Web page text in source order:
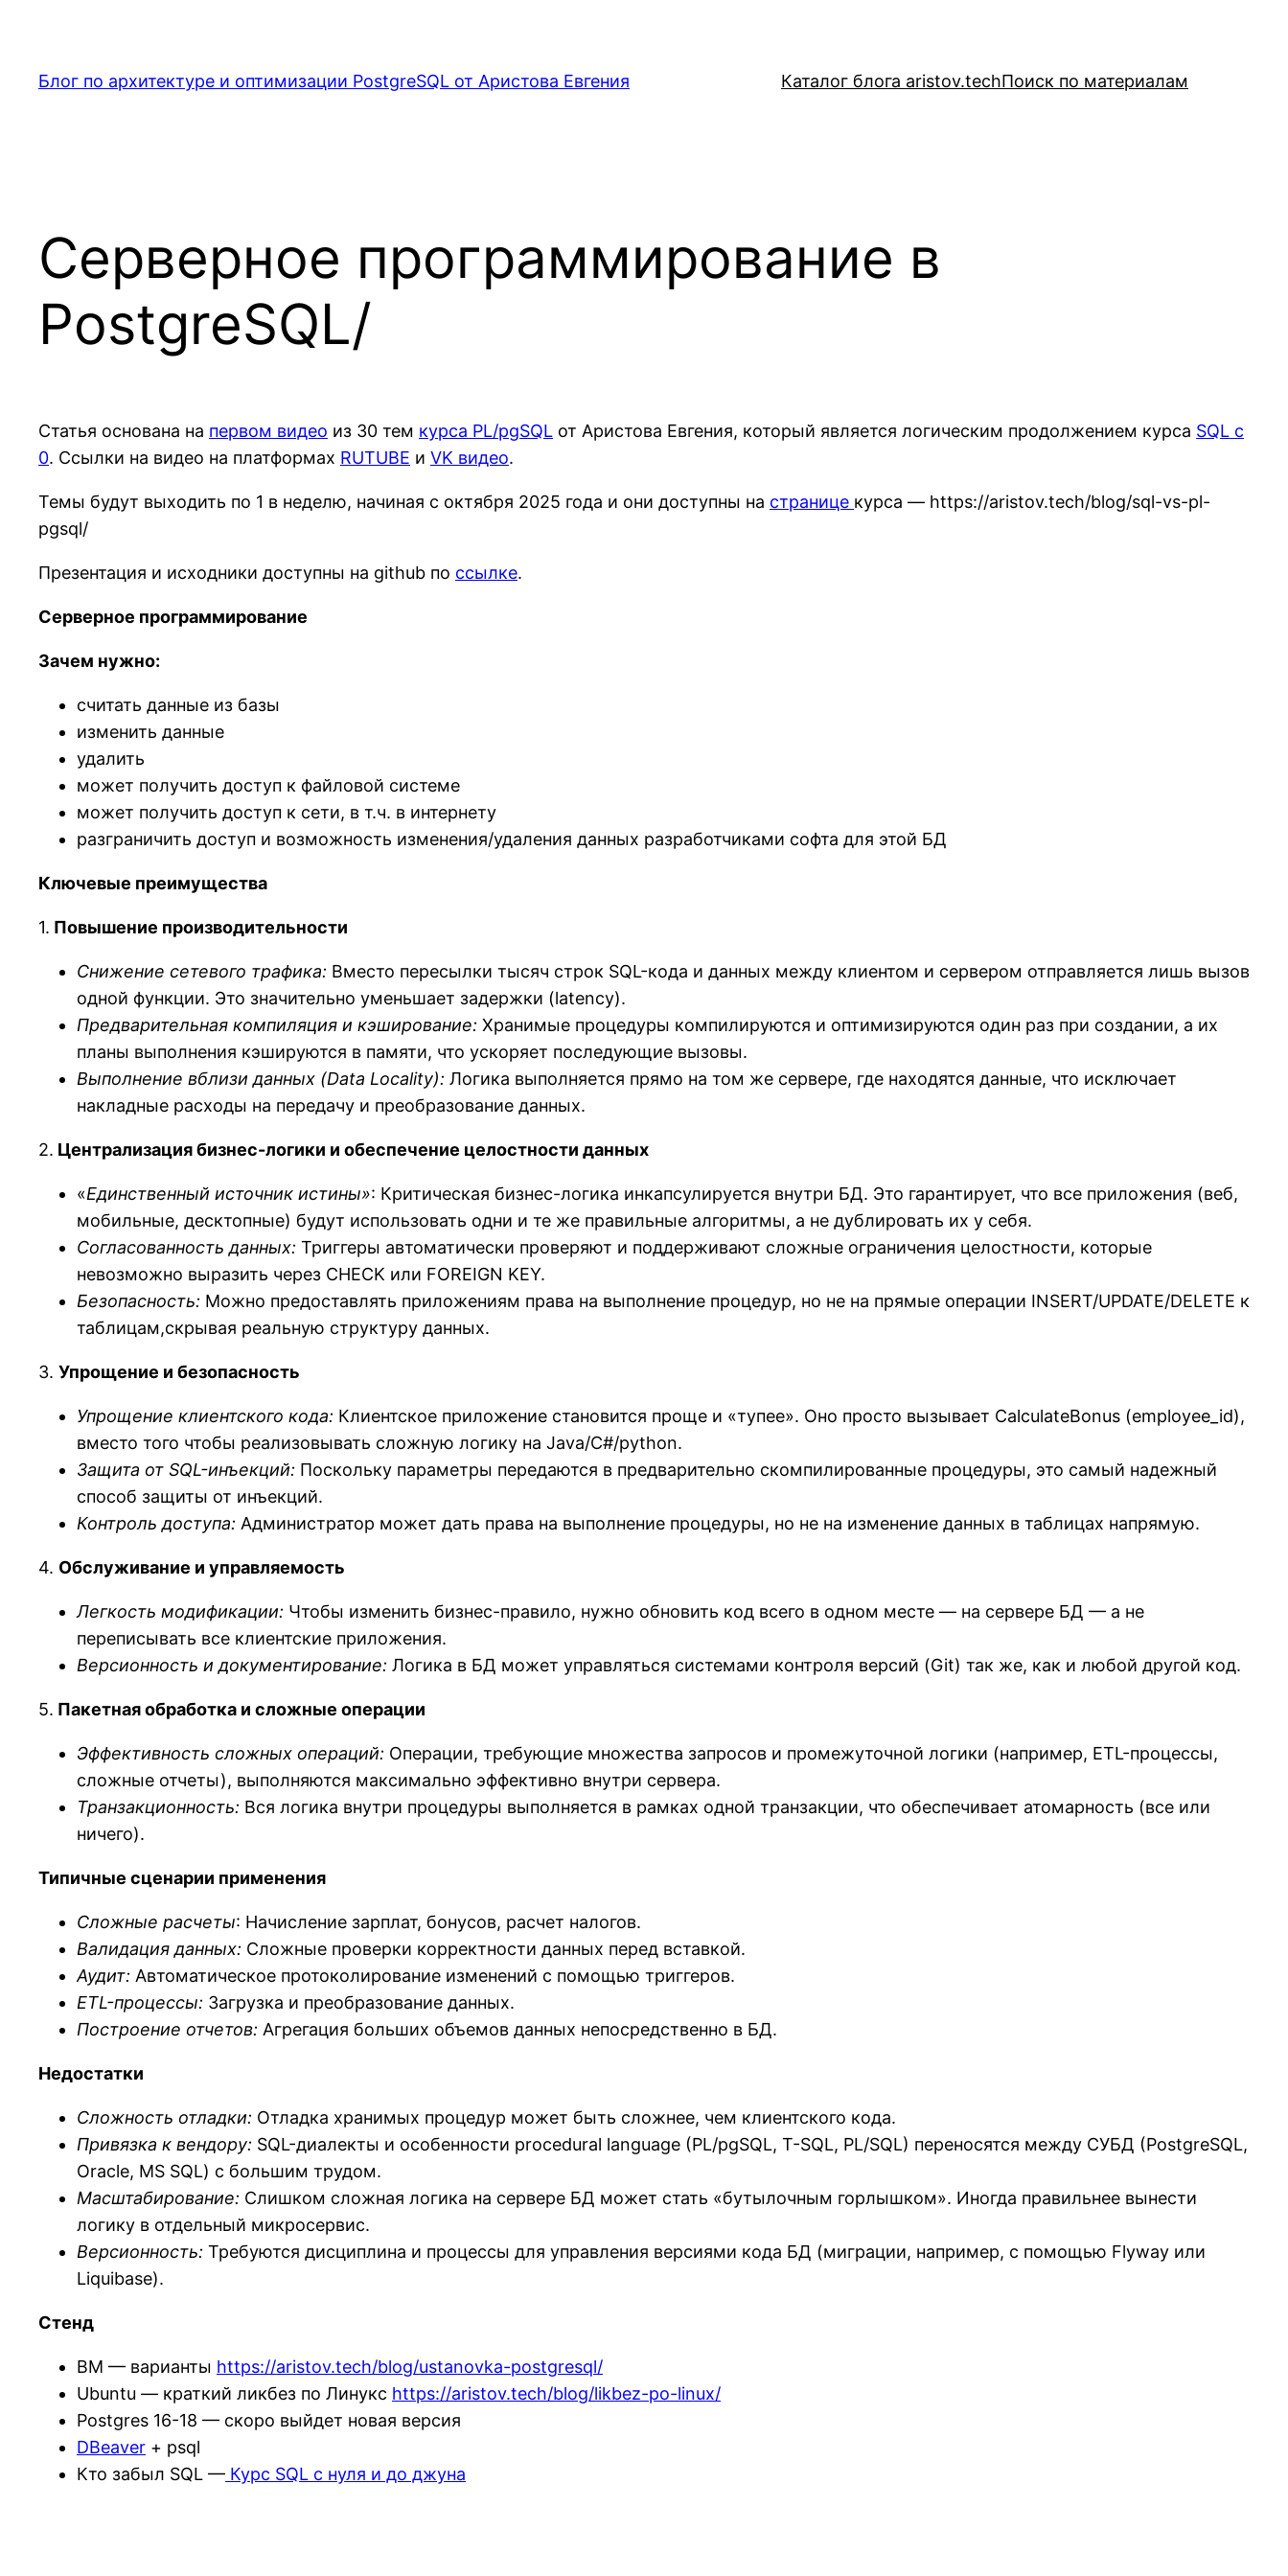
содержимому
Блог по архитектуре и оптимизации PostgreSQL от Аристова Евгения Каталог блога aristov.techПоиск по материалам
Серверное программирование в
PostgreSQL/
Статья основана на первом видео из 30 тем курса PL/pgSQL от Аристова Евгения, который является логическим продолжением курса SQL c
0. Ссылки на видео на платформах RUTUBE и VK видео.
Темы будут выходить по 1 в неделю, начиная с октября 2025 года и они доступны на странице курса — https://aristov.tech/blog/sql-vs-pl-
pgsql/
Презентация и исходники доступны на github по ссылке.
Серверное программирование
Зачем нужно:
считать данные из базы
изменить данные
удалить
может получить доступ к файловой системе
может получить доступ к сети, в т.ч. в интернету
разграничить доступ и возможность изменения/удаления данных разработчиками софта для этой БД
Ключевые преимущества
1. Повышение производительности
Снижение сетевого трафика: Вместо пересылки тысяч строк SQL-кода и данных между клиентом и сервером отправляется лишь вызов
одной функции. Это значительно уменьшает задержки (latency).
Предварительная компиляция и кэширование: Хранимые процедуры компилируются и оптимизируются один раз при создании, а их
планы выполнения кэшируются в памяти, что ускоряет последующие вызовы.
Выполнение вблизи данных (Data Locality): Логика выполняется прямо на том же сервере, где находятся данные, что исключает
накладные расходы на передачу и преобразование данных.
2. Централизация бизнес-логики и обеспечение целостности данных
«Единственный источник истины»: Критическая бизнес-логика инкапсулируется внутри БД. Это гарантирует, что все приложения (веб,
мобильные, десктопные) будут использовать одни и те же правильные алгоритмы, а не дублировать их у себя.
Согласованность данных: Триггеры автоматически проверяют и поддерживают сложные ограничения целостности, которые
невозможно выразить через CHECK или FOREIGN KEY.
Безопасность: Можно предоставлять приложениям права на выполнение процедур, но не на прямые операции INSERT/UPDATE/DELETE к
таблицам,скрывая реальную структуру данных.
3. Упрощение и безопасность
Упрощение клиентского кода: Клиентское приложение становится проще и «тупее». Оно просто вызывает CalculateBonus (employee_id),
вместо того чтобы реализовывать сложную логику на Java/C#/python.
Защита от SQL-инъекций: Поскольку параметры передаются в предварительно скомпилированные процедуры, это самый надежный
способ защиты от инъекций.
Контроль доступа: Администратор может дать права на выполнение процедуры, но не на изменение данных в таблицах напрямую.
4. Обслуживание и управляемость
Легкость модификации: Чтобы изменить бизнес-правило, нужно обновить код всего в одном месте — на сервере БД — а не
переписывать все клиентские приложения.
Версионность и документирование: Логика в БД может управляться системами контроля версий (Git) так же, как и любой другой код.
5. Пакетная обработка и сложные операции
Эффективность сложных операций: Операции, требующие множества запросов и промежуточной логики (например, ETL-процессы,
сложные отчеты), выполняются максимально эффективно внутри сервера.
Транзакционность: Вся логика внутри процедуры выполняется в рамках одной транзакции, что обеспечивает атомарность (все или
ничего).
Типичные сценарии применения
Сложные расчеты: Начисление зарплат, бонусов, расчет налогов.
Валидация данных: Сложные проверки корректности данных перед вставкой.
Аудит: Автоматическое протоколирование изменений с помощью триггеров.
ETL-процессы: Загрузка и преобразование данных.
Построение отчетов: Агрегация больших объемов данных непосредственно в БД.
Недостатки
Сложность отладки: Отладка хранимых процедур может быть сложнее, чем клиентского кода.
Привязка к вендору: SQL-диалекты и особенности procedural language (PL/pgSQL, T-SQL, PL/SQL) переносятся между СУБД (PostgreSQL,
Oracle, MS SQL) с большим трудом.
Масштабирование: Слишком сложная логика на сервере БД может стать «бутылочным горлышком». Иногда правильнее вынести
логику в отдельный микросервис.
Версионность: Требуются дисциплина и процессы для управления версиями кода БД (миграции, например, с помощью Flyway или
Liquibase).
Стенд
ВМ — варианты https://aristov.tech/blog/ustanovka-postgresql/
Ubuntu — краткий ликбез по Линукс https://aristov.tech/blog/likbez-po-linux/
Postgres 16-18 — скоро выйдет новая версия
DBeaver + psql
Кто забыл SQL — Курс SQL с нуля и до джуна